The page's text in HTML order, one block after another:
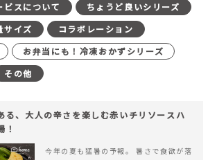
ビスについて
ちょうど良いシリーズ
サイズ
コラボレーション
お弁当にも！冷凍おかずシリーズ
その他
る、大人の辛さを楽しむ赤いチリソースハ
！
今年の夏も猛暑の予報。 暑さで食欲が落